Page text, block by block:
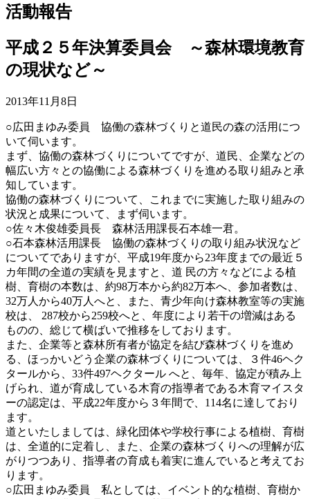
活動報告
平成２５年決算委員会 ～森林環境教育
の現状など～
2013年11月8日
○広田まゆみ委員 協働の森林づくりと道民の森の活用につ
いて伺います。
まず、協働の森林づくりについてですが、道民、企業などの
幅広い方々との協働による森林づくりを進める取り組みと承
知しています。
協働の森林づくりについて、これまでに実施した取り組みの
状況と成果について、まず伺います。
○佐々木俊雄委員長 森林活用課長石本雄一君。
○石本森林活用課長 協働の森林づくりの取り組み状況など
についてでありますが、平成19年度から23年度までの最近５
カ年間の全道の実績を見ますと、道 民の方々などによる植
樹、育樹の本数は、約98万本から約82万本へ、参加者数は、
32万人から40万人へと、また、青少年向け森林教室等の実施
校は、 287校から259校へと、年度により若干の増減はある
ものの、総じて横ばいで推移をしております。
また、企業等と森林所有者が協定を結び森林づくりを進め
る、ほっかいどう企業の森林づくりについては、３件46ヘク
タールから、33件497ヘクタール へと、毎年、協定が積み上
げられ、道が育成している木育の指導者である木育マイスタ
ーの認定は、平成22年度から３年間で、114名に達しており
ます。
道といたしましては、緑化団体や学校行事による植樹、育樹
は、全道的に定着し、また、企業の森林づくりへの理解が広
がりつつあり、指導者の育成も着実に進んでいると考えてお
ります。
○広田まゆみ委員 私としては、イベント的な植樹、育樹か